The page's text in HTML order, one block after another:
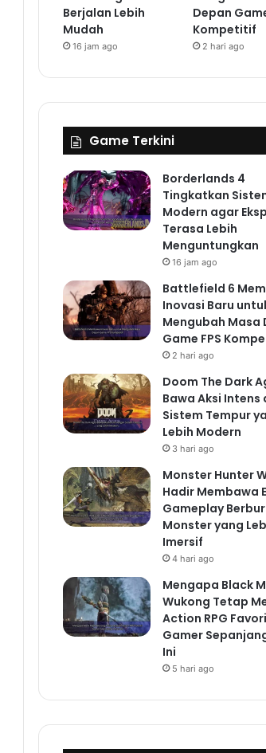
Berjalan Lebih
Mudah
16 jam ago
Depan
Kompetitif
2 hari ago
Game Terkini
Borderlands 4
Tingkatkan
Modern agar
Terasa Lebih
Menguntungkan
16 jam ago
Battlefield 6
Inovasi Baru
Mengubah Masa
Game FPS
2 hari ago
Doom The Dark
Bawa Aksi Intens
Sistem Tempur
Lebih Modern
3 hari ago
Monster Hunter
Hadir Membawa
Gameplay
Monster yang
Imersif
4 hari ago
Mengapa Black
Wukong Tetap
Action RPG
Gamer
Ini
5 hari ago